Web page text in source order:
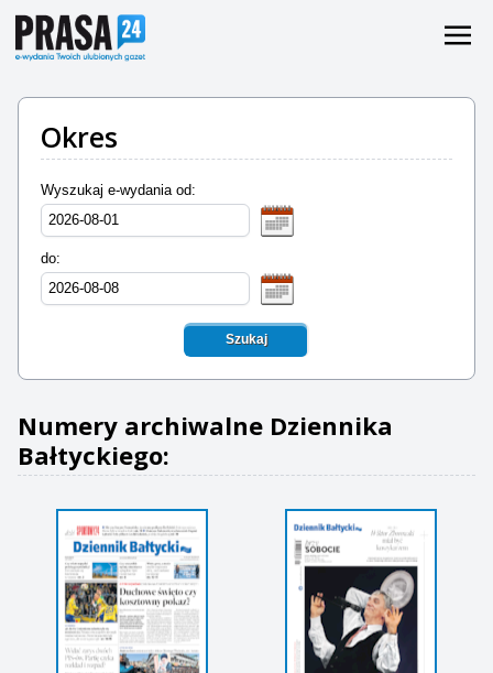
Okres
Wyszukaj e-wydania od:
do:
Szukaj
Numery archiwalne Dziennika
Bałtyckiego: